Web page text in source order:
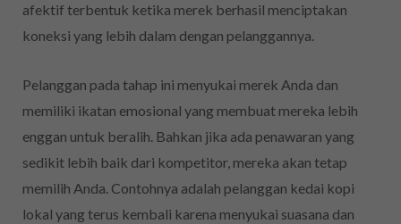
afektif terbentuk ketika merek berhasil menciptakan
koneksi yang lebih dalam dengan pelanggannya.
Pelanggan pada tahap ini menyukai merek Anda dan
memiliki ikatan emosional yang membuat mereka lebih
enggan untuk beralih. Bahkan jika ada penawaran yang
sedikit lebih baik dari kompetitor, mereka akan tetap
memilih Anda. Contohnya adalah pelanggan kedai kopi
lokal yang terus kembali karena menyukai suasana dan